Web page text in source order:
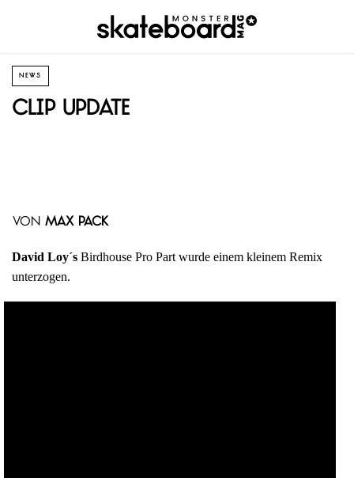
NEWS
Clip Update
von Max Pack
David Loy´s Birdhouse Pro Part wurde einem kleinem Remix
unterzogen.